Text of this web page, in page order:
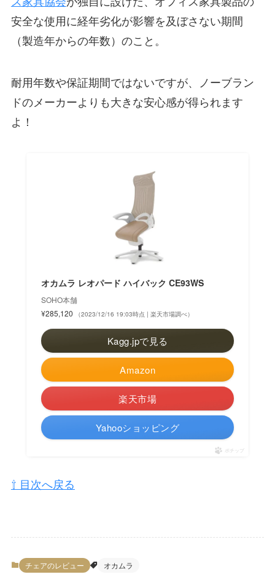
安全な使用に経年劣化が影響を及ぼさない期間
（製造年からの年数）のこと。
耐用年数や保証期間ではないですが、ノーブラン
ドのメーカーよりも大きな安心感が得られます
よ！
オカムラ レオパード ハイバック CE93WS
SOHO本舗
¥285,120
（2023/12/16 19:03時点 | 楽天市場調べ）
Amazon
楽天市場
Yahooショッピング
Kagg.jpで見る
ポチップ
⇧ 目次へ戻る
チェアのレビュー オカムラ